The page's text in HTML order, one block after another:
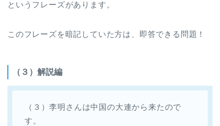
というフレーズがあります。
このフレーズを暗記していた方は、即答できる問題！
（３）解説編
（３）李明さんは中国の大連から来たので
す。